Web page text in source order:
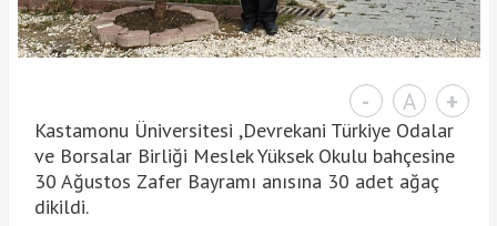
- A +
Kastamonu Üniversitesi ,Devrekani Türkiye Odalar
ve Borsalar Birliği Meslek Yüksek Okulu bahçesine
30 Ağustos Zafer Bayramı anısına 30 adet ağaç
dikildi.